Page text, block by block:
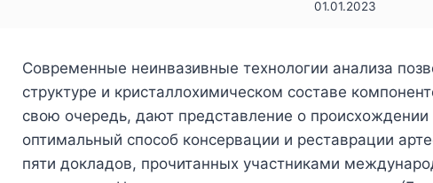
01.01.2023
Современные неинвазивные технологии анализа
структуре и кристаллохимическом составе
свою очередь, дают представление о происхождении
оптимальный способ консервации и реставрации
пяти докладов, прочитанных участниками